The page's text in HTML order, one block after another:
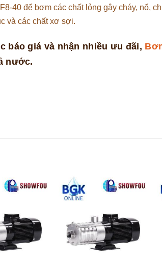
40 để bơm các chất lỏng gây cháy, nổ,
và các chất xơ sợi.
báo giá và nhận nhiều ưu đãi,
nước.